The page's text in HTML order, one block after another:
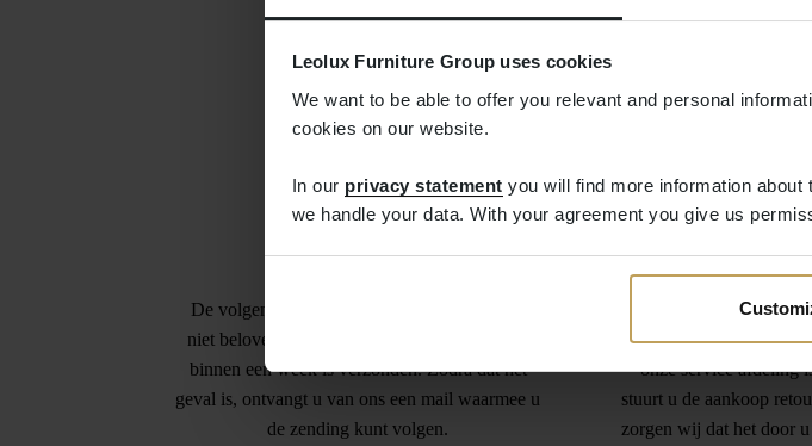
Leolux Furniture Group uses cookies
We want to be able to offer you relevant and personal
cookies on our website.
In our privacy statement you will find more information
we handle your data. With your agreement you give us
Levertijd
De volgende dag bezorgd kunnen we helaas
niet beloven. We zorgen wel dat de bestelling
binnen een week is verzonden. Zodra dat het
geval is, ontvangt u van ons een mail waarmee u
de zending kunt volgen.
Gratis
Teveel besteld? Het
Geen probleem.
onze service afdeling
stuurt u de aankoop
zorgen wij dat het door